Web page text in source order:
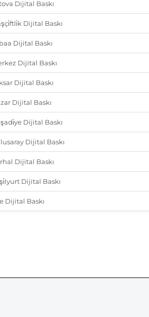
Dijital Baskı
Dijital Baskı
Dijital Baskı
Dijital Baskı
Dijital Baskı
Dijital Baskı
Dijital Baskı
Dijital Baskı
Dijital Baskı
Dijital Baskı
Dijital Baskı